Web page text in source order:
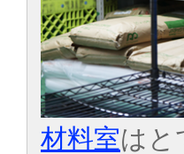
材料室はと